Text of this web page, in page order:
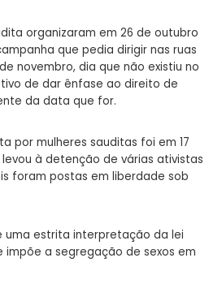
organizaram em 26 de outubro
que pedia dirigir nas ruas
novembro, dia que não existiu no
de dar ênfase ao direito de
da data que for.
por mulheres sauditas foi em 17
levou à detenção de várias ativistas
foram postas em liberdade sob
uma estrita interpretação da lei
impõe a segregação de sexos em